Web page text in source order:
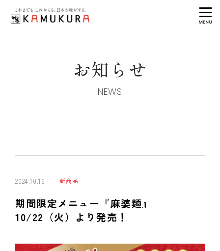
MENU
お知らせ
NEWS
2024.10.16 新商品
期間限定メニュー『麻婆麺』
10/22（火）より発売！